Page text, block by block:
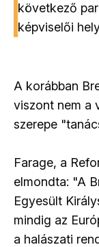
következő
képviselői
A korábban
viszont nem a
szerepe
Farage, a
elmondta: "A
Egyesült
mindig az
a halászati